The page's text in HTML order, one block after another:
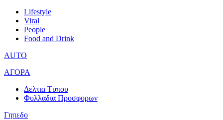
Lifestyle
Viral
People
Food and Drink
AUTO
ΑΓΟΡΑ
Δελτια Τυπου
Φυλλαδια Προσφορων
Γηπεδο